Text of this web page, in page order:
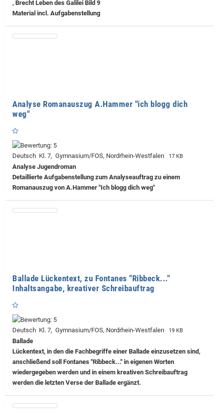
, Brecht Leben des Galilei Bild 9
Material incl. Aufgabenstellung
Analyse Romanauszug A.Hammer "ich blogg dich
weg"
Deutsch Kl. 7, Gymnasium/FOS, Nordrhein-Westfalen 17 KB
Analyse Jugendroman
Detaillierte Aufgabenstellung zum Analyseauftrag zu einem
Romanauszug von A.Hammer "Ich blogg dich weg"
Ballade Lückentext, zu Fontanes "Ribbeck..."
Inhaltsangabe, kreativer Schreibauftrag
Deutsch Kl. 7, Gymnasium/FOS, Nordrhein-Westfalen 19 KB
Ballade
Lückentext, in den die Fachbegriffe einer Ballade einzusetzen sind,
anschließend soll Fontanes "Ribbeck..." in eigenen Worten
wiedergegeben werden und in einem kreativen Schreibauftrag
werden die letzten Verse der Ballade ergänzt.